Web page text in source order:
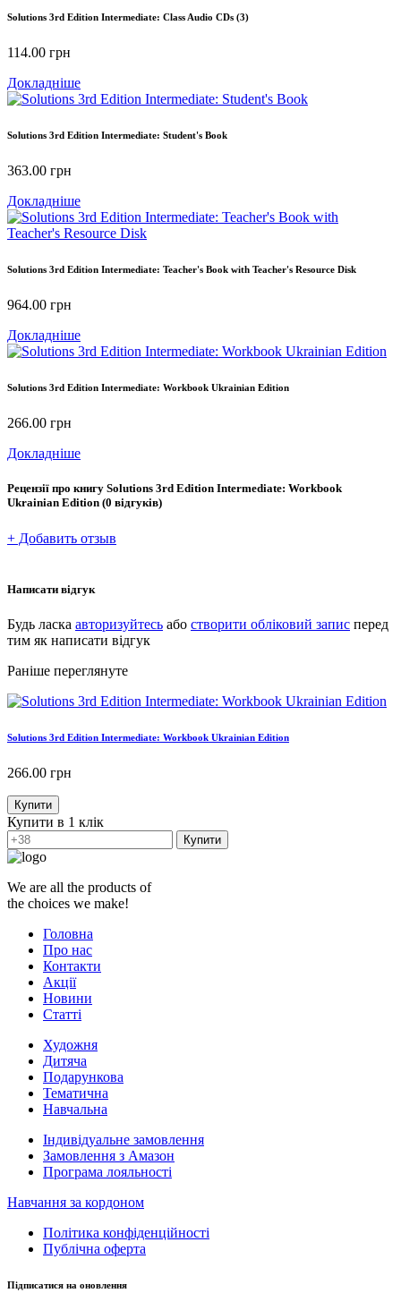
Solutions 3rd Edition Intermediate: Class Audio CDs (3)
114.00 грн
Докладніше
Solutions 3rd Edition Intermediate: Student's Book
363.00 грн
Докладніше
Solutions 3rd Edition Intermediate: Teacher's Book with Teacher's Resource Disk
964.00 грн
Докладніше
Solutions 3rd Edition Intermediate: Workbook Ukrainian Edition
266.00 грн
Докладніше
Рецензії про книгу Solutions 3rd Edition Intermediate: Workbook
Ukrainian Edition (0 відгуків)
+ Добавить отзыв
Написати відгук
Будь ласка авторизуйтесь або створити обліковий запис перед
тим як написати відгук
Раніше переглянуте
Solutions 3rd Edition Intermediate: Workbook Ukrainian Edition
266.00 грн
Купити
Купити в 1 клік
Купити
We are all the products of
the choices we make!
Головна
Про нас
Контакти
Акції
Новини
Статті
Художня
Дитяча
Подарункова
Тематична
Навчальна
Індивідуальне замовлення
Замовлення з Амазон
Програма лояльності
Навчання за кордоном
Політика конфіденційності
Публічна оферта
Підписатися на оновлення